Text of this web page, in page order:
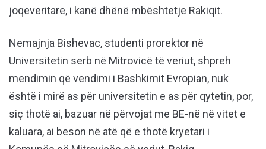
joqeveritare, i kanë dhënë mbështetje Rakiqit.
Nemajnja Bishevac, studenti prorektor në
Universitetin serb në Mitrovicë të veriut, shpreh
mendimin që vendimi i Bashkimit Evropian, nuk
është i mirë as për universitetin e as për qytetin, por,
siç thotë ai, bazuar në përvojat me BE-në në vitet e
kaluara, ai beson në atë që e thotë kryetari i